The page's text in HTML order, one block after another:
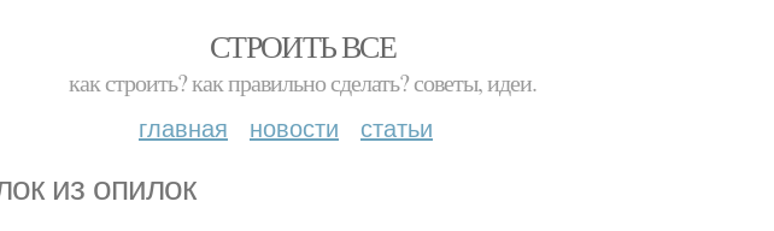
СТРОИТЬ ВСЕ
как строить? как правильно сделать? советы, идеи.
главная новости статьи
из опилок